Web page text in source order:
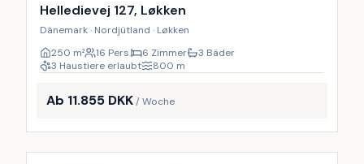
Helledievej 127, Løkken
Dänemark · Nordjütland · Løkken
250 m² 16 Pers. 6 Zimmer
3 Bäder
3 Haustiere erlaubt
800 m
Ab 11.855 DKK/ Woche
Inkl. Endreinigung